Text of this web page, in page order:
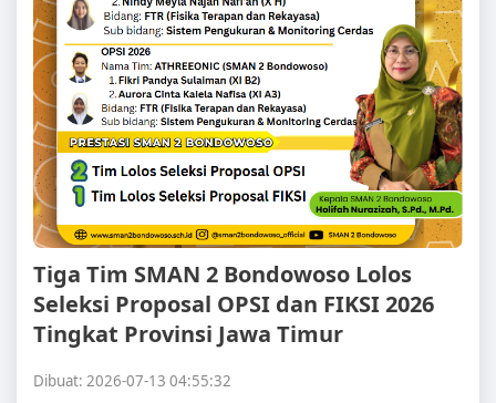
Tiga Tim SMAN 2 Bondowoso Lolos
Seleksi Proposal OPSI dan FIKSI 2026
Tingkat Provinsi Jawa Timur
Dibuat: 2026-07-13 04:55:32